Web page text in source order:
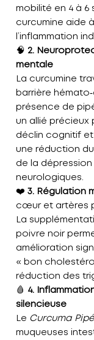
mobilité en 4 à 6
curcumine aide
l’inflammation
🧠 2.
mentale
La curcumine
barrière
présence de
un allié précieux
déclin cognitif et
une réduction
de la
neurologiques.
❤️ 3. Régulation
cœur et artères
La
poivre noir
amélioration
« bon
réduction des
🩸 4.
silencieuse
Le Curcuma
muqueuses